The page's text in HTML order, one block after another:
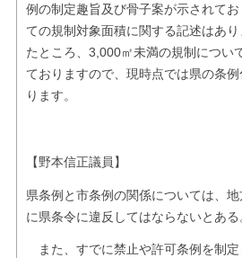
例の制定趣旨及び骨子案が示されて
ての規制対象面積に関する記述はあ
たところ、3,000㎡未満の規制につい
ておりますので、現時点では県の条
ります。
【野本信正議員】
県条例と市条例の関係については、
に県条令に違反してはならないとある
また、すでに禁止や許可条例を制定